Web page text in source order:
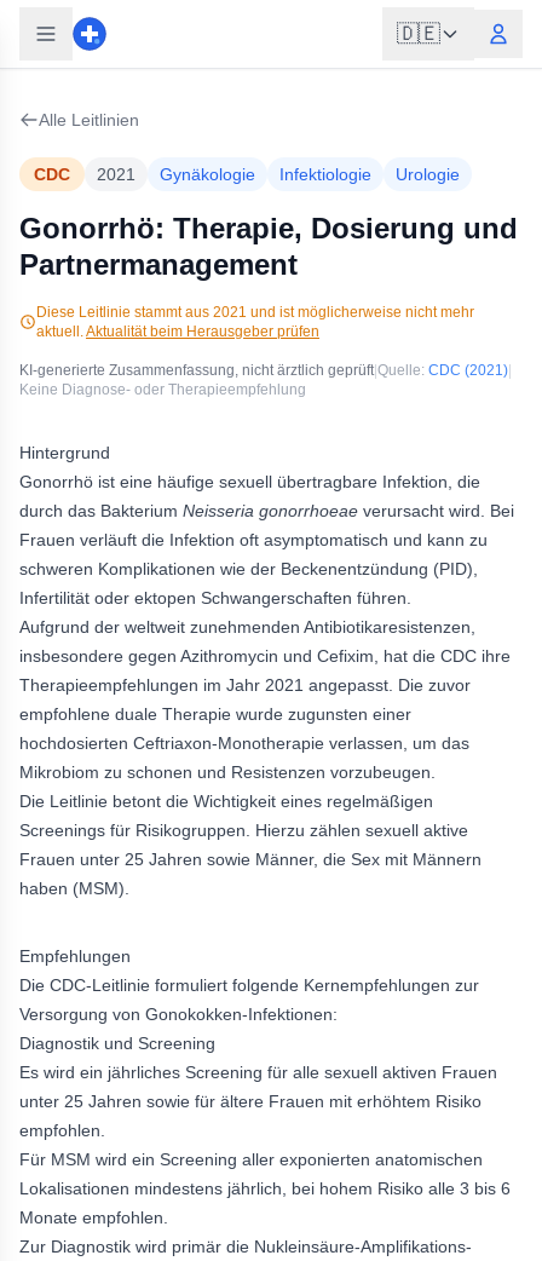
🇩🇪
Alle Leitlinien
CDC 2021 Gynäkologie Infektiologie Urologie
Gonorrhö: Therapie, Dosierung und
Partnermanagement
Diese Leitlinie stammt aus 2021 und ist möglicherweise nicht mehr
aktuell.Aktualität beim Herausgeber prüfen
KI-generierte Zusammenfassung, nicht ärztlich geprüft|Quelle: CDC (2021)
Keine Diagnose- oder Therapieempfehlung
Hintergrund
Gonorrhö ist eine häufige sexuell übertragbare Infektion, die
durch das Bakterium Neisseria gonorrhoeae verursacht wird. Bei
Frauen verläuft die Infektion oft asymptomatisch und kann zu
schweren Komplikationen wie der Beckenentzündung (PID),
Infertilität oder ektopen Schwangerschaften führen.
Aufgrund der weltweit zunehmenden Antibiotikaresistenzen,
insbesondere gegen Azithromycin und Cefixim, hat die CDC ihre
Therapieempfehlungen im Jahr 2021 angepasst. Die zuvor
empfohlene duale Therapie wurde zugunsten einer
hochdosierten Ceftriaxon-Monotherapie verlassen, um das
Mikrobiom zu schonen und Resistenzen vorzubeugen.
Die Leitlinie betont die Wichtigkeit eines regelmäßigen
Screenings für Risikogruppen. Hierzu zählen sexuell aktive
Frauen unter 25 Jahren sowie Männer, die Sex mit Männern
haben (MSM).
Empfehlungen
Die CDC-Leitlinie formuliert folgende Kernempfehlungen zur
Versorgung von Gonokokken-Infektionen:
Diagnostik und Screening
Es wird ein jährliches Screening für alle sexuell aktiven Frauen
unter 25 Jahren sowie für ältere Frauen mit erhöhtem Risiko
empfohlen.
Für MSM wird ein Screening aller exponierten anatomischen
Lokalisationen mindestens jährlich, bei hohem Risiko alle 3 bis 6
Monate empfohlen.
Zur Diagnostik wird primär die Nukleinsäure-Amplifikations-